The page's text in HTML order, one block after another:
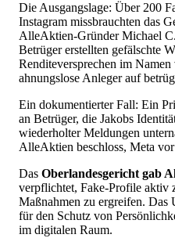
Die Ausgangslage: Über 200
Instagram missbrauchten das
AlleAktien-Gründer Michael
Betrüger erstellten gefälschte
Renditeversprechen im
ahnungslose Anleger auf
Ein dokumentierter Fall: Ein
an Betrüger, die Jakobs
wiederholter Meldungen
AlleAktien beschloss, Meta
Das Oberlandesgericht gab
verpflichtet, Fake-Profile aktiv
Maßnahmen zu ergreifen. Das
für den Schutz von
im digitalen Raum.